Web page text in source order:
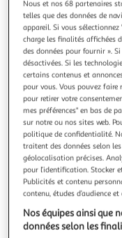
PARIS PRIX
Tableau Imprimé
Informations Techniques : Matière
Revêtement : Toile
Rectangulaire
HD Haute
et profondeur des
résistance au soleil Ch
En savoir +
Vendu par Paris Prix
Couleur
Multicolore
Taille
40 x 60 cm
Nous et nos 68 partenaires
telles que des données de
appareil. Si vous
charge les finalités affichées
des données pour fournir ».
désactivées. Si les
certains contenus et
pour vous. Vous pouvez
pour retirer votre
mes préférences" en bas de
sur notre ou nos sites web.
politique de confidentialité.
traitent des données selon
géolocalisation précises.
pour l’identification. Stocker
Publicités et contenu
contenu, études d’audience
Nos équipes ainsi que
données selon les